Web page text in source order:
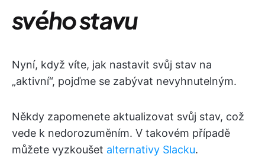
svého stavu
Nyní, když víte, jak nastavit svůj stav na
„aktivní“, pojďme se zabývat nevyhnutelným.
Někdy zapomenete aktualizovat svůj stav, což
vede k nedorozuměním. V takovém případě
můžete vyzkoušet alternativy Slacku.